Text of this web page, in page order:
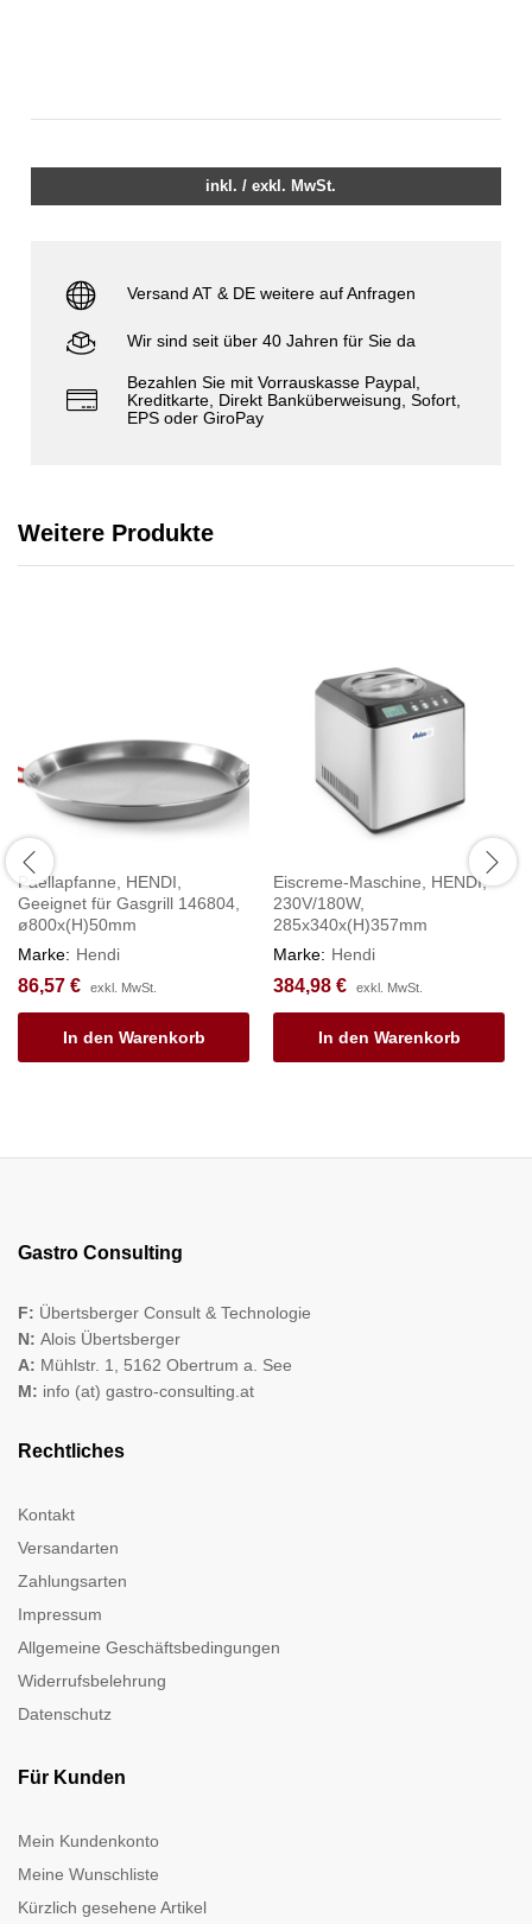
inkl. / exkl. MwSt.
Versand AT & DE weitere auf Anfragen
Wir sind seit über 40 Jahren für Sie da
Bezahlen Sie mit Vorrauskasse Paypal,
Kreditkarte, Direkt Banküberweisung, Sofort,
EPS oder GiroPay
Weitere Produkte
Paellapfanne, HENDI,
Geeignet für Gasgrill 146804,
ø800x(H)50mm
Marke: Hendi
86,57 € exkl. MwSt.
In den Warenkorb
Eiscreme-Maschine, HENDI,
230V/180W,
285x340x(H)357mm
Marke: Hendi
384,98 € exkl. MwSt.
In den Warenkorb
Gastro Consulting
F: Übertsberger Consult & Technologie
N: Alois Übertsberger
A: Mühlstr. 1, 5162 Obertrum a. See
M: info (at) gastro-consulting.at
Rechtliches
Kontakt
Versandarten
Zahlungsarten
Impressum
Allgemeine Geschäftsbedingungen
Widerrufsbelehrung
Datenschutz
Für Kunden
Mein Kundenkonto
Meine Wunschliste
Kürzlich gesehene Artikel